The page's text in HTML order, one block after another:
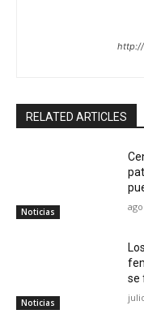
http://
RELATED ARTICLES
Noticias
Noticias
se